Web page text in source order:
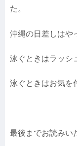
た。
沖縄の日差しはや
泳ぐときはラッシ
泳ぐときはお気を
最後までお読みい